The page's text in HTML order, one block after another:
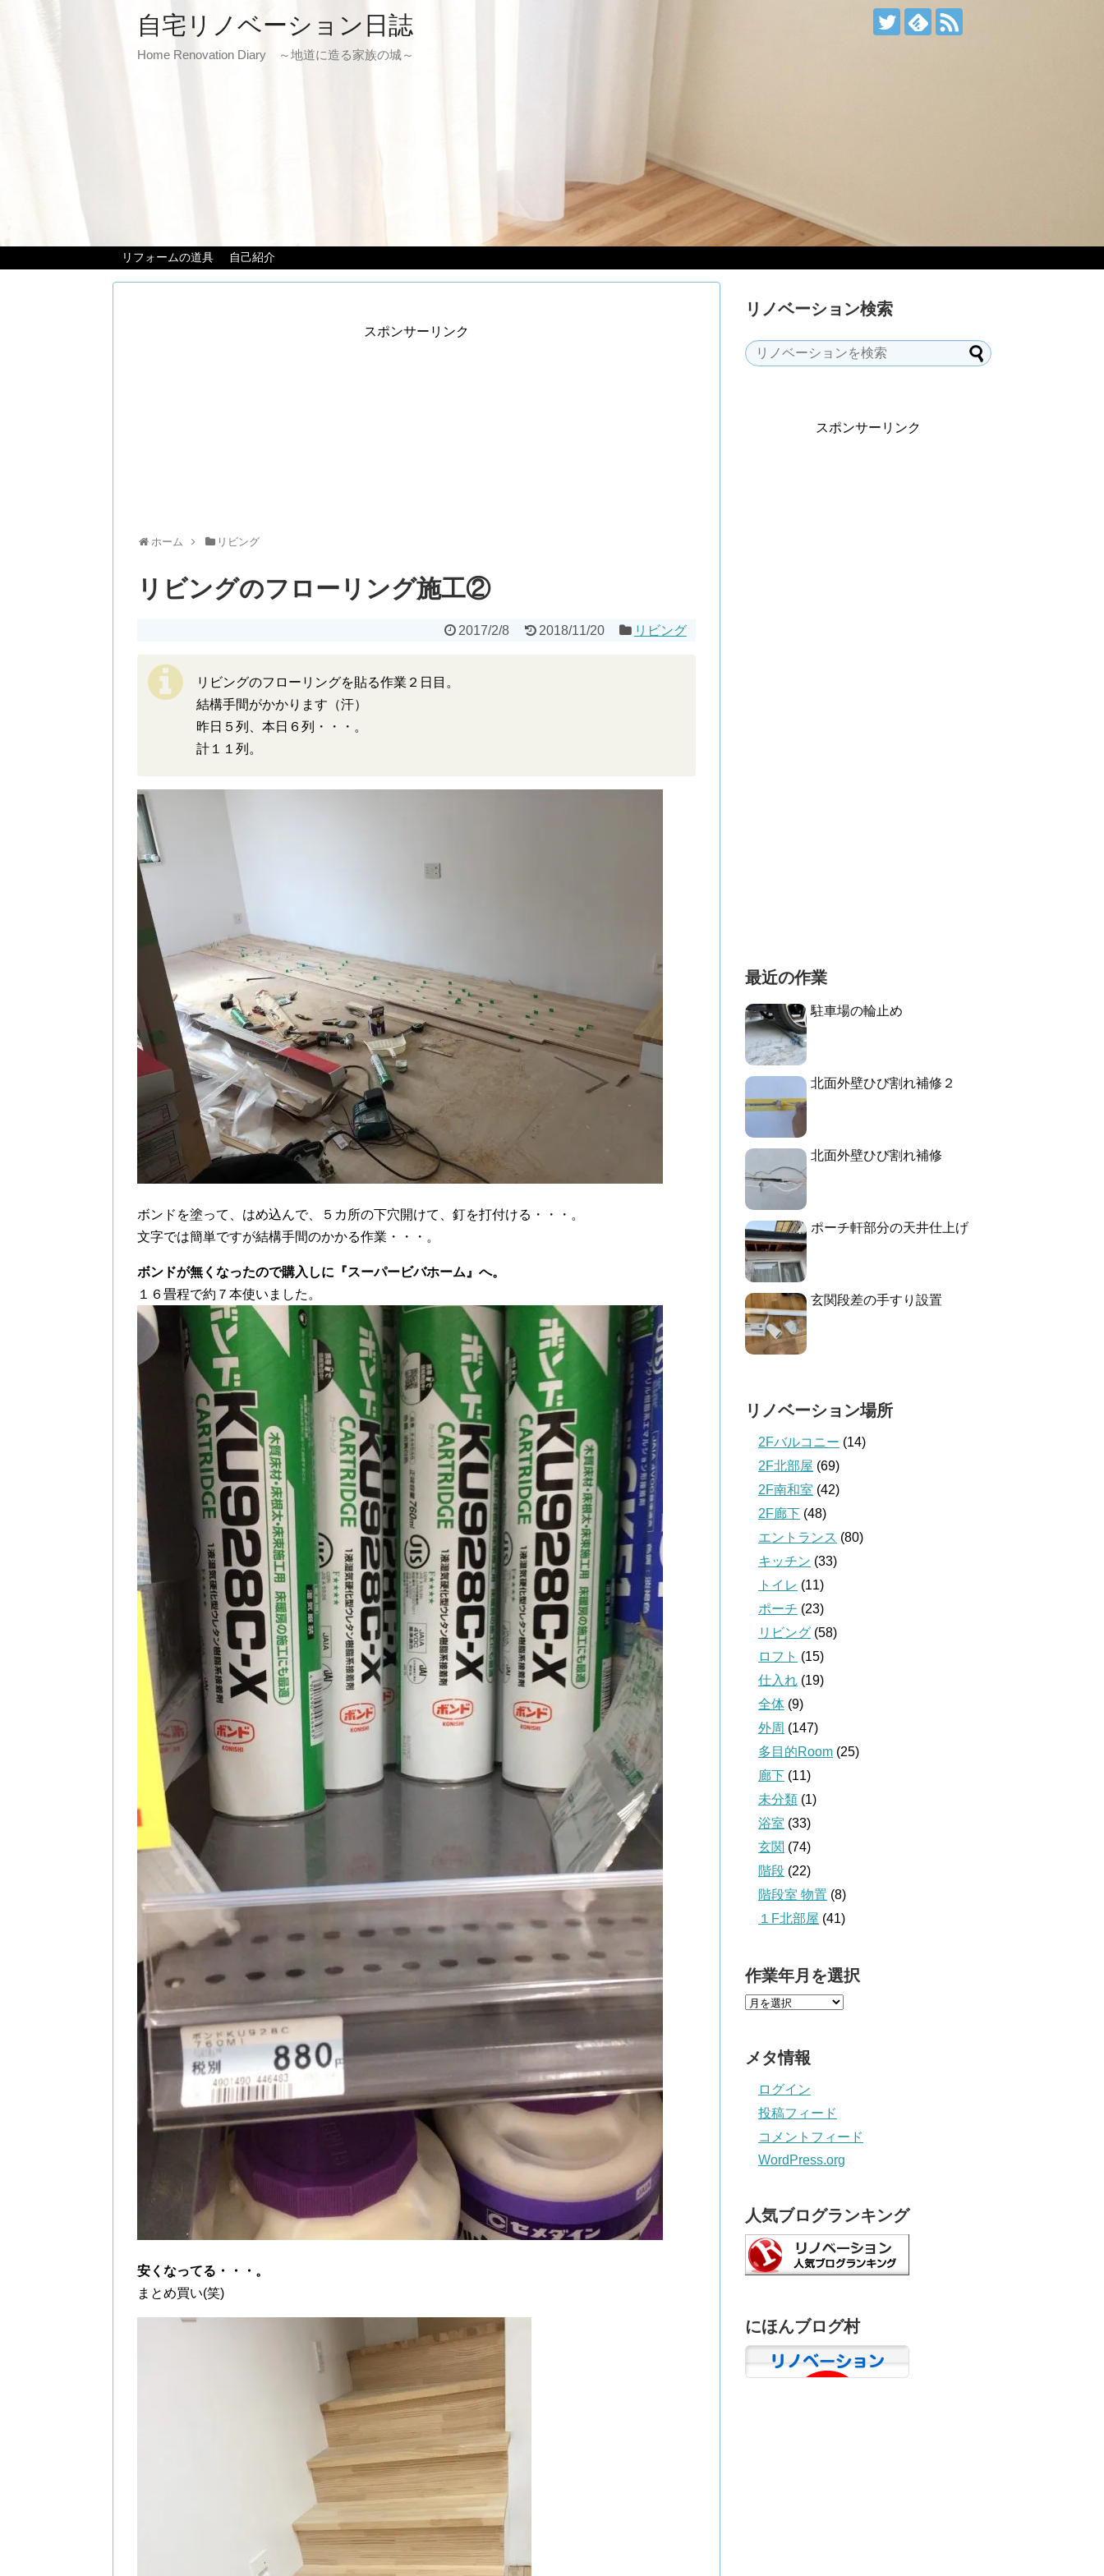
自宅リノベーション日誌
Home Renovation Diary ～地道に造る家族の城～
リフォームの道具 自己紹介
スポンサーリンク
ホーム リビング
リビングのフローリング施工②
2017/2/8 2018/11/20 リビング
リビングのフローリングを貼る作業２日目。
結構手間がかかります（汗）
昨日５列、本日６列・・・。
計１１列。
ボンドを塗って、はめ込んで、５カ所の下穴開けて、釘を打付ける・・・。
文字では簡単ですが結構手間のかかる作業・・・。
ボンドが無くなったので購入しに『スーパービバホーム』へ。
１６畳程で約７本使いました。
安くなってる・・・。
まとめ買い(笑)
リノベーション検索
スポンサーリンク
最近の作業
駐車場の輪止め
北面外壁ひび割れ補修２
北面外壁ひび割れ補修
ポーチ軒部分の天井仕上げ
玄関段差の手すり設置
リノベーション場所
2Fバルコニー (14)
2F北部屋 (69)
2F南和室 (42)
2F廊下 (48)
エントランス (80)
キッチン (33)
トイレ (11)
ポーチ (23)
リビング (58)
ロフト (15)
仕入れ (19)
全体 (9)
外周 (147)
多目的Room (25)
廊下 (11)
未分類 (1)
浴室 (33)
玄関 (74)
階段 (22)
階段室 物置 (8)
１F北部屋 (41)
作業年月を選択
メタ情報
ログイン
投稿フィード
コメントフィード
WordPress.org
人気ブログランキング
にほんブログ村